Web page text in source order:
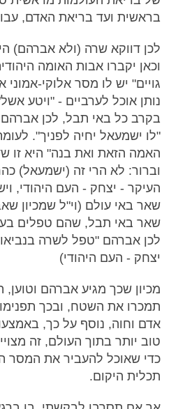
בראשית ועד בריאת האדם,
לכן דווקא שרה (ולא אברהם)
וכאן יקברו אבות האומה
גויים" יש לו מסר אלוקי-אמוני
נותן אוכל לערביים - "ויטע
בקרב כל באי תבל, לכן
"לו ישמעאל יחיה לפניך".
האמה הזאת ואת בנה" היא זו
וברור: לא הרי זה (ישמעאל)
העיקר - יצחק - העם היהודי,
שאר באי עולם (וי"ל שמכיון
שאר באי תבל, שהם טפלים
לכן אברהם "טפל לשרה
יצחק - העם היהודי)
מכיון שכך מגיע אברהם
תמכרו את השטח, ובכך
אדם וחוה, נוסף על כך,
טוב יותר בתוך העולם, זה
כדי שאוכל להעביר את המסר
תכלית היקום.